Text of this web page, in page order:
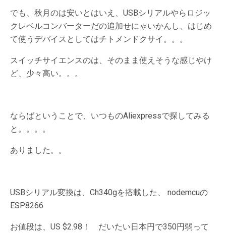
でも、秋月のは安いとはいえ、USBシリアルやらロジッ
クレベルコンバーターだの追加せにゃいかんし、はじめ
て使うデバイスとしてはチトメンドクサイ。。。
スイッチサイエンスのは、そのまま使えそうな感じやけ
ど、少々高い。。。
ならばということで、いつものAliexpressで探してみる
と。。。。
ありました。。
USBシリアル変換は、Ch340gを搭載した、 nodemcuの
ESP8266
お値段は、US $2.98！ だいたい日本円で350円弱って